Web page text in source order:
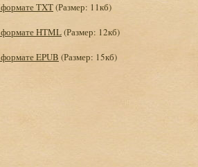
формате TXT(Размер: 11кб)
формате HTML(Размер: 12кб)
EPUB (Размер: 15кб)